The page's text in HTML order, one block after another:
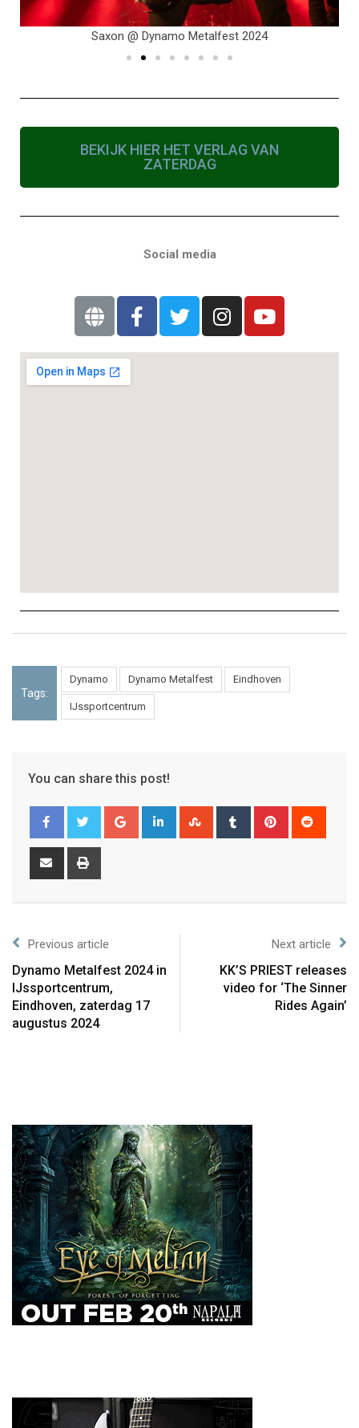
Saxon @ Dynamo Metalfest 2024
BEKIJK HIER HET VERLAG VAN
ZATERDAG
Social media
Tags:
Dynamo Dynamo Metalfest Eindhoven
IJssportcentrum
You can share this post!
Previous article
Dynamo Metalfest 2024 in
IJssportcentrum,
Eindhoven, zaterdag 17
augustus 2024
Next article
KK’S PRIEST releases
video for ‘The Sinner
Rides Again’